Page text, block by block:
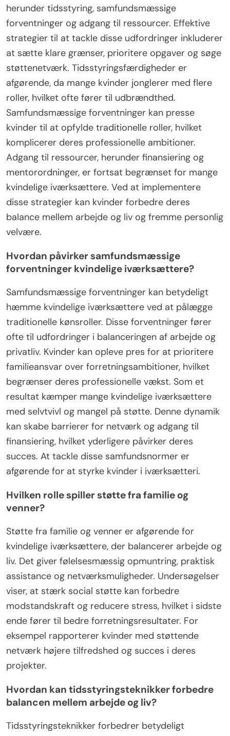
herunder tidsstyring, samfundsmæssige
forventninger og adgang til ressourcer. Effektive
strategier til at tackle disse udfordringer inkluderer
at sætte klare grænser, prioritere opgaver og søge
støttenetværk. Tidsstyringsfærdigheder er
afgørende, da mange kvinder jonglerer med flere
roller, hvilket ofte fører til udbrændthed.
Samfundsmæssige forventninger kan presse
kvinder til at opfylde traditionelle roller, hvilket
komplicerer deres professionelle ambitioner.
Adgang til ressourcer, herunder finansiering og
mentorordninger, er fortsat begrænset for mange
kvindelige iværksættere. Ved at implementere
disse strategier kan kvinder forbedre deres
balance mellem arbejde og liv og fremme personlig
velvære.
Hvordan påvirker samfundsmæssige
forventninger kvindelige iværksættere?
Samfundsmæssige forventninger kan betydeligt
hæmme kvindelige iværksættere ved at pålægge
traditionelle kønsroller. Disse forventninger fører
ofte til udfordringer i balanceringen af arbejde og
privatliv. Kvinder kan opleve pres for at prioritere
familieansvar over forretningsambitioner, hvilket
begrænser deres professionelle vækst. Som et
resultat kæmper mange kvindelige iværksættere
med selvtvivl og mangel på støtte. Denne dynamik
kan skabe barrierer for netværk og adgang til
finansiering, hvilket yderligere påvirker deres
succes. At tackle disse samfundsnormer er
afgørende for at styrke kvinder i iværksætteri.
Hvilken rolle spiller støtte fra familie og
venner?
Støtte fra familie og venner er afgørende for
kvindelige iværksættere, der balancerer arbejde og
liv. Det giver følelsesmæssig opmuntring, praktisk
assistance og netværksmuligheder. Undersøgelser
viser, at stærk social støtte kan forbedre
modstandskraft og reducere stress, hvilket i sidste
ende fører til bedre forretningsresultater. For
eksempel rapporterer kvinder med støttende
netværk højere tilfredshed og succes i deres
projekter.
Hvordan kan tidsstyringsteknikker forbedre
balancen mellem arbejde og liv?
Tidsstyringsteknikker forbedrer betydeligt